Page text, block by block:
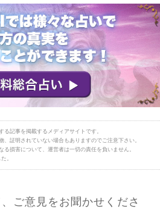
記事を掲載するメディアサイトです。
証明されていない場合もありますのでご注意下さい。
る損害について、運営者は一切の責任を負いません。
。
ご意見をお聞かせくださ